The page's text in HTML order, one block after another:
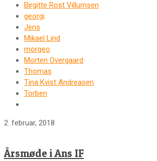
Birgitte Rost Villumsen
georgi
Jens
Mikael Lind
morgeo
Morten Overgaard
Thomas
Tina Kvist Andreasen
Torben
2. februar, 2018
Årsmøde i Ans IF